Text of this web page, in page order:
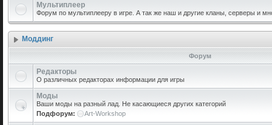
Мультиплеер
Форум по мультиплееру в игре. А так же наш и другие кланы, серверы и
Моддинг
Форум
Редакторы
О различных редакторах информации для игры
Моды
Ваши моды на разный лад. Не касающиеся других категорий
Подфорум:
Art-Workshop